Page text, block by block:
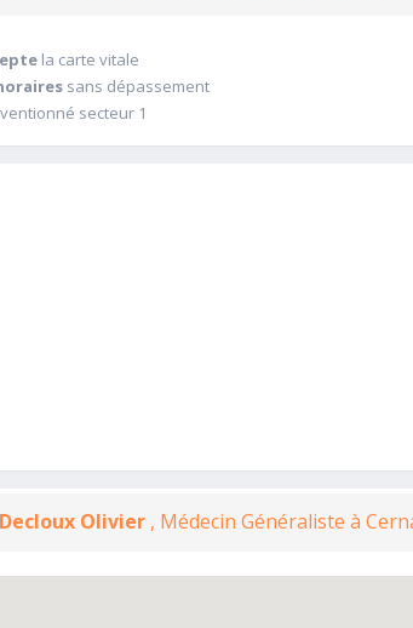
la carte vitale
sans dépassement
secteur 1
Decloux Olivier , Médecin Généraliste à